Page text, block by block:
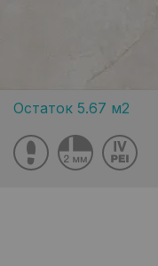
Остаток 5.67 м2